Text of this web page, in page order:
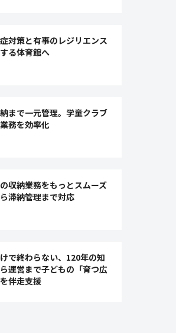
対策と有事のレジリエンス
る体育館へ
まで一元管理。学童クラブ
務を効率化
収納業務をもっとスムーズ
滞納管理まで対応
で終わらない、120年の知
運営まで子どもの「育つ広
伴走支援